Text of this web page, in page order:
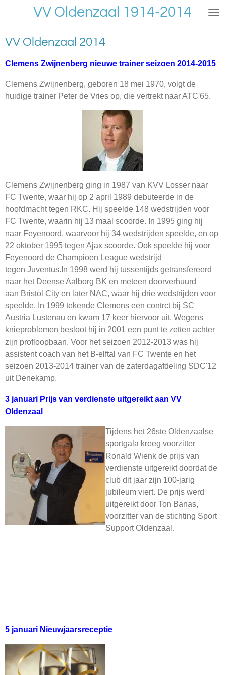
de
hoofdinhoud
VV Oldenzaal 1914-2014
VV Oldenzaal 2014
Clemens Zwijnenberg nieuwe trainer seizoen 2014-2015
Clemens Zwijnenberg, geboren 18 mei 1970, volgt de
huidige trainer Peter de Vries op, die vertrekt naar ATC'65.
Clemens Zwijnenberg ging in 1987 van KVV Losser naar
FC Twente, waar hij op 2 april 1989 debuteerde in de
hoofdmacht tegen RKC. Hij speelde 148 wedstrijden voor
FC Twente, waarin hij 13 maal scoorde. In 1995 ging hij
naar Feyenoord, waarvoor hij 34 wedstrijden speelde, en op
22 oktober 1995 tegen Ajax scoorde. Ook speelde hij voor
Feyenoord de Champioen League wedstrijd
tegen Juventus.In 1998 werd hij tussentijds getransfereerd
naar het Deense Aalborg BK en meteen doorverhuurd
aan Bristol City en later NAC, waar hij drie wedstrijden voor
speelde. In 1999 tekende Clemens een contrct bij SC
Austria Lustenau en kwam 17 keer hiervoor uit. Wegens
knieproblemen besloot hij in 2001 een punt te zetten achter
zijn profloopbaan. Voor het seizoen 2012-2013 was hij
assistent coach van het B-elftal van FC Twente en het
seizoen 2013-2014 trainer van de zaterdagafdeling SDC'12
uit Denekamp.
3 januari Prijs van verdienste uitgereikt aan VV
Oldenzaal
Tijdens het 26ste Oldenzaalse
sportgala kreeg voorzitter
Ronald Wienk de prijs van
verdienste uitgereikt doordat de
club dit jaar zijn 100-jarig
jubileum viert. De prijs werd
uitgereikt door Ton Banas,
voorzitter van de stichting Sport
Support Oldenzaal .
5 januari Nieuwjaarsreceptie